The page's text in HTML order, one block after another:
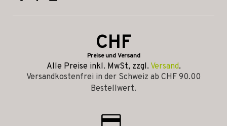
CHF
Preise und Versand
Alle Preise inkl. MwSt, zzgl. Versand.
Versandkostenfrei in der Schweiz ab CHF 90.00
Bestellwert.